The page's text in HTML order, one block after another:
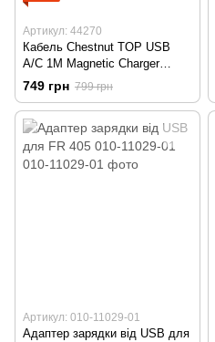
Артикул: 44270
Кабель Chestnut TOP USB
A/C 1M Magnetic Charger
Cable For Garmin Fenix 44270
749 грн 799 грн
Артикул: 010-11029-01
Адаптер зарядки від USB для